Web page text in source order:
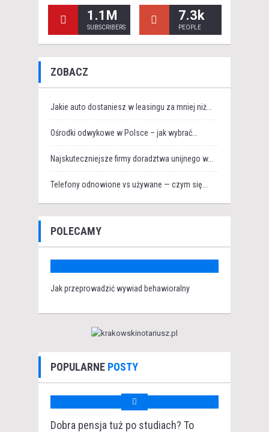
1.1M
SUBSCRIBERS
7.3k
PEOPLE
ZOBACZ
Jakie auto dostaniesz w leasingu za mniej niż...
Ośrodki odwykowe w Polsce – jak wybrać...
Najskuteczniejsze firmy doradztwa unijnego w...
Telefony odnowione vs używane — czym się...
POLECAMY
Jak przeprowadzić wywiad behawioralny
POPULARNE POSTY
Dobra pensja tuż po studiach? To